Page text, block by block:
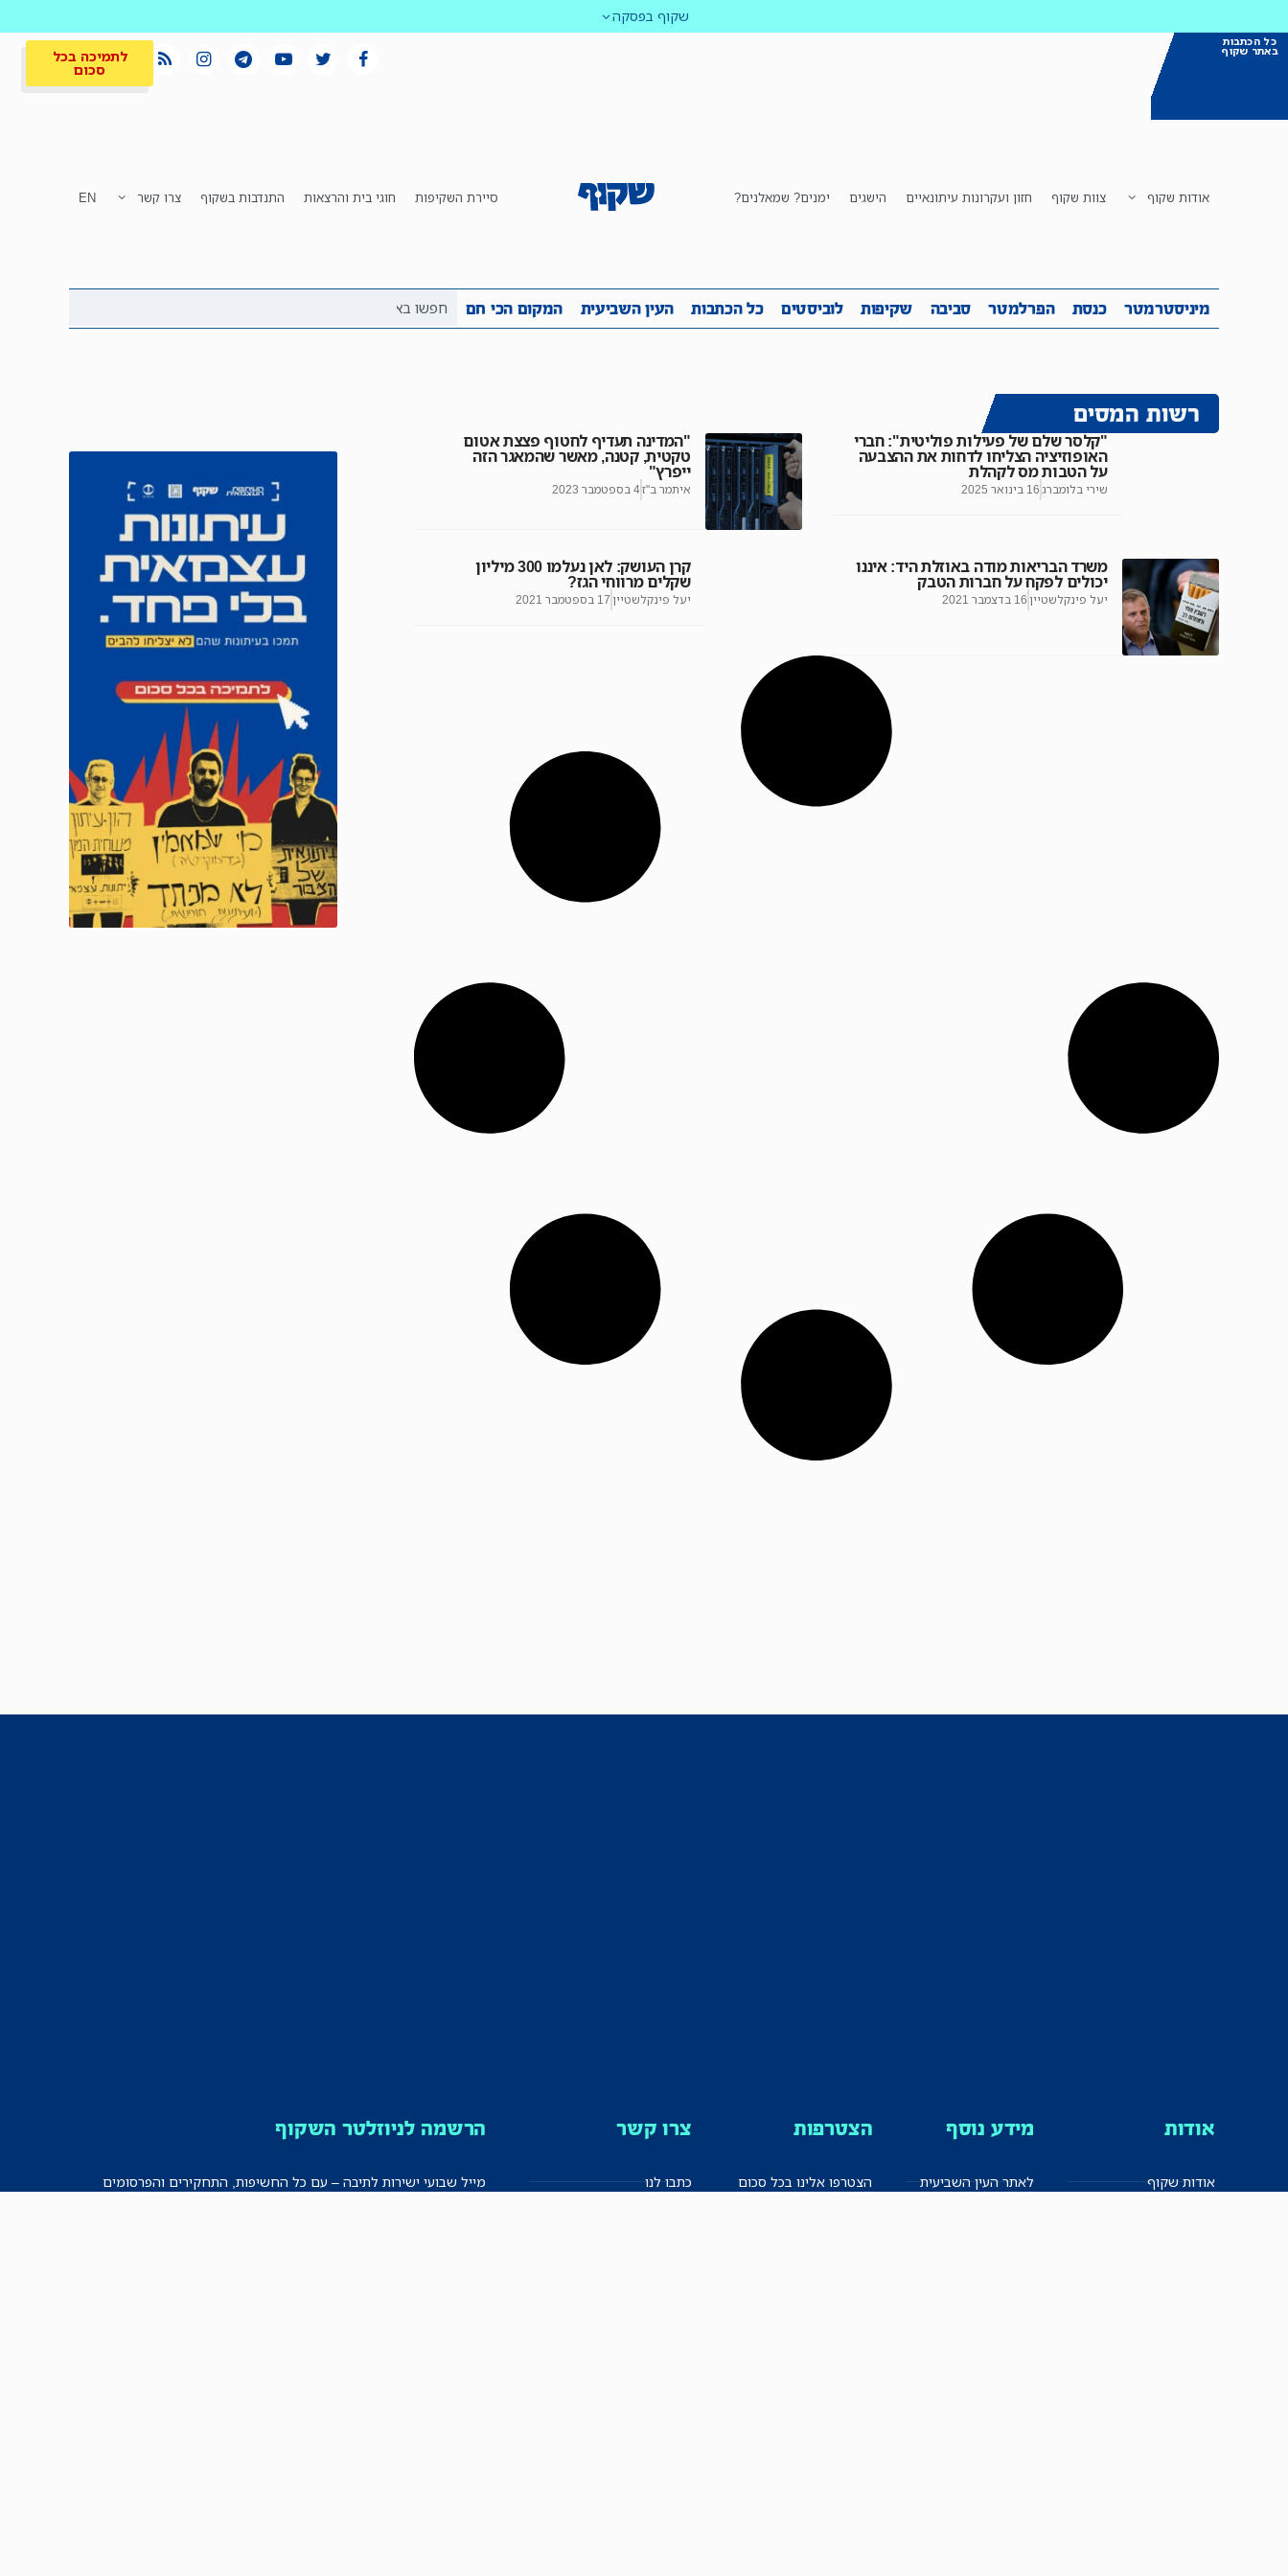
שקוף בפסקה
כל הכתבות
באתר שקוף לתמיכה בכל
סכום
אודות שקוף צוות שקוף חזון ועקרונות עיתונאיים הישגים ימנים? שמאלנים? סיירת השקיפות חוגי בית והרצאות התנדבות בשקוף צרו קשר EN
מיניסטרמטר כנסת הפרלמטר סביבה שקיפות לוביסטים כל הכתבות העין השביעית המקום הכי חם
מיניסטרמטר כנסת הפרלמטר סביבה שקיפות לוביסטים כל הכתבות העין השביעית המקום הכי חם לתמיכה בכל
רשות המסים
"קלסר שלם של פעילות פוליטית": חברי
האופוזיציה הצליחו לדחות את ההצבעה
על הטבות מס לקהלת
שירי בלומברג16 בינואר 2025
"המדינה תעדיף לחטוף פצצת אטום
טקטית, קטנה, מאשר שהמאגר הזה
ייפרץ"
איתמר ב"ז4 בספטמבר 2023
משרד הבריאות מודה באוזלת היד: איננו
יכולים לפקח על חברות הטבק
יעל פינקלשטיין 16 בדצמבר 2021
קרן העושק: לאן נעלמו 300 מיליון
שקלים מרווחי הגז?
יעל פינקלשטיין 17 בספטמבר 2021
אודות
אודות שקוף
מידע נוסף
לאתר העין השביעית
הצטרפות
הצטרפו אלינו בכל סכום
צרו קשר
כתבו לנו
הרשמה לניוזלטר השקוף
מייל שבועי ישירות לתיבה – עם כל החשיפות, התחקירים והפרסומים